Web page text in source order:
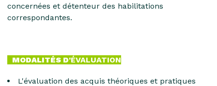
concernées et détenteur des habilitations
correspondantes.
MODALITÉS D'ÉVALUATION
L'évaluation des acquis théoriques et pratiques